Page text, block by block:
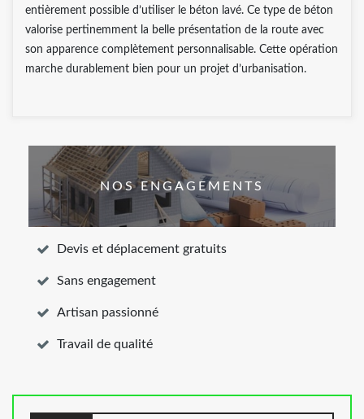
entièrement possible d’utiliser le béton lavé. Ce type de béton
valorise pertinemment la belle présentation de la route avec
son apparence complètement personnalisable. Cette opération
marche durablement bien pour un projet d’urbanisation.
NOS ENGAGEMENTS
Devis et déplacement gratuits
Sans engagement
Artisan passionné
Travail de qualité